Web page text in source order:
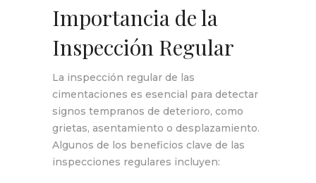
Importancia de la
Inspección Regular
La inspección regular de las
cimentaciones es esencial para detectar
signos tempranos de deterioro, como
grietas, asentamiento o desplazamiento.
Algunos de los beneficios clave de las
inspecciones regulares incluyen: